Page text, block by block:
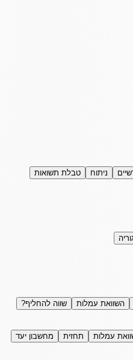
ניתוח טבלת תשואות
השוואת עמלות שווה להחליף?
עמלות תחזית
מחשבון יעד